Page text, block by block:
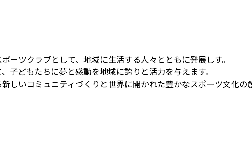
ーツクラブとして、地域に生活する人々とともに発展しす。
子どもたちに夢と感動を地域に誇りと活力を与えます。
しいコミュニティづくりと世界に開かれた豊かなスポーツ文化の